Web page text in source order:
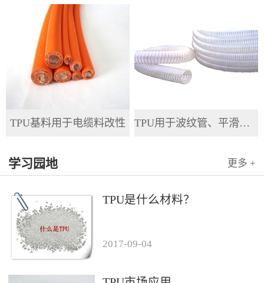
TPU基料用于电缆料改性 TPU用于波纹管、平滑管、全塑管等软管
学习园地 更多 +
TPU是什么材料？
2017-09-04